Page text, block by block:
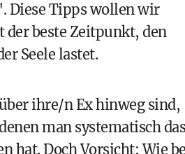
Diese Tipps wollen wir
beste Zeitpunkt, den
Seele lastet.
ihre/n Ex hinweg sind,
man systematisch das
hat. Doch Vorsicht: Wie